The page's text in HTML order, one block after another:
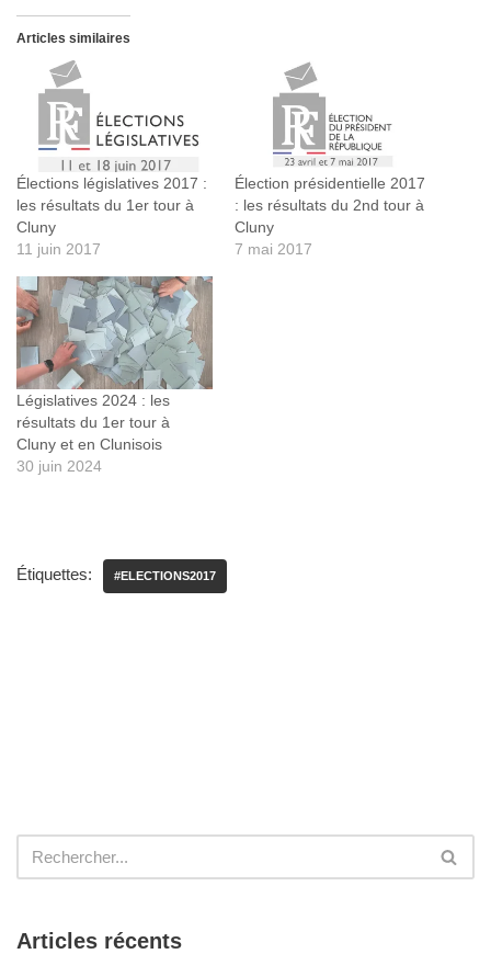
Articles similaires
Élections législatives 2017 :
les résultats du 1er tour à
Cluny
11 juin 2017
Élection présidentielle 2017
: les résultats du 2nd tour à
Cluny
7 mai 2017
Législatives 2024 : les
résultats du 1er tour à
Cluny et en Clunisois
30 juin 2024
Étiquettes: #ELECTIONS2017
Articles récents